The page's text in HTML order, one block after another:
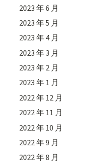
2023 年 6 月
2023 年 5 月
2023 年 4 月
2023 年 3 月
2023 年 2 月
2023 年 1 月
2022 年 12 月
2022 年 11 月
2022 年 10 月
2022 年 9 月
2022 年 8 月